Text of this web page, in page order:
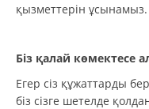
қызметтерін ұсынамыз.
Біз қалай көмектесе
Егер сіз құжаттарды
біз сізге шетелде